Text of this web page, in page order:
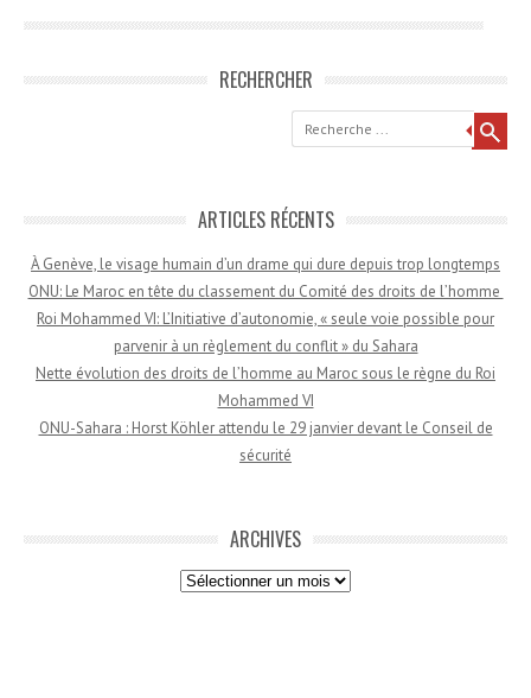
RECHERCHER
Recherche
ARTICLES RÉCENTS
À Genève, le visage humain d’un drame qui dure depuis trop longtemps
ONU: Le Maroc en tête du classement du Comité des droits de l’homme
Roi Mohammed VI: L’Initiative d’autonomie, « seule voie possible pour
parvenir à un règlement du conflit » du Sahara
Nette évolution des droits de l’homme au Maroc sous le règne du Roi
Mohammed VI
ONU-Sahara : Horst Köhler attendu le 29 janvier devant le Conseil de
sécurité
ARCHIVES
Archives